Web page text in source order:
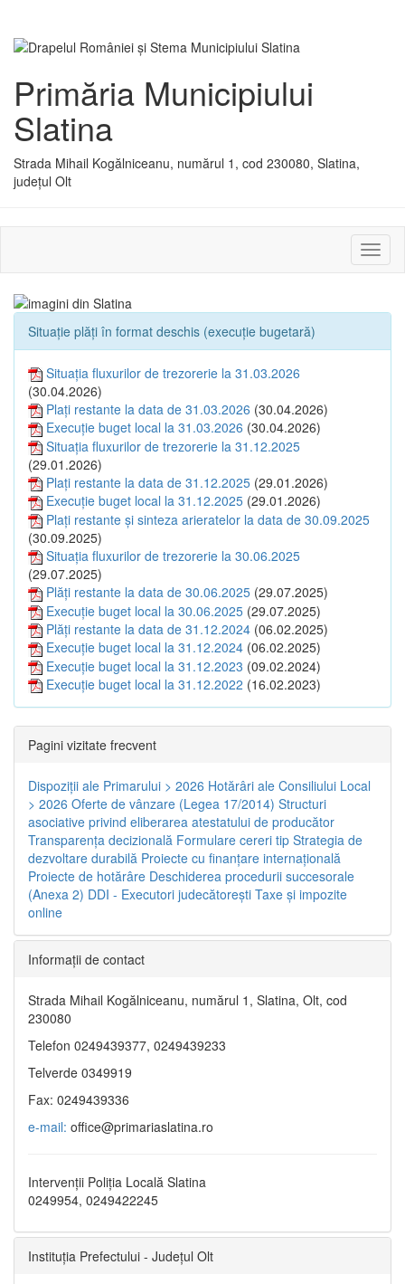
Primăria Municipiului
Slatina
Strada Mihail Kogălniceanu, numărul 1, cod 230080, Slatina,
județul Olt
sau
Situație plăți în format deschis (execuție bugetară)
Situația fluxurilor de trezorerie la 31.03.2026
(30.04.2026)
Plați restante la data de 31.03.2026 (30.04.2026)
Execuție buget local la 31.03.2026 (30.04.2026)
Situația fluxurilor de trezorerie la 31.12.2025
(29.01.2026)
Plați restante la data de 31.12.2025 (29.01.2026)
Execuție buget local la 31.12.2025 (29.01.2026)
Plați restante și sinteza arieratelor la data de 30.09.2025
(30.09.2025)
Situația fluxurilor de trezorerie la 30.06.2025
(29.07.2025)
Plăți restante la data de 30.06.2025 (29.07.2025)
Execuție buget local la 30.06.2025 (29.07.2025)
Plăți restante la data de 31.12.2024 (06.02.2025)
Execuție buget local la 31.12.2024 (06.02.2025)
Execuție buget local la 31.12.2023 (09.02.2024)
Execuție buget local la 31.12.2022 (16.02.2023)
Pagini vizitate frecvent
Dispoziţii ale Primarului > 2026 Hotărâri ale Consiliului Local
> 2026 Oferte de vânzare (Legea 17/2014) Structuri
asociative privind eliberarea atestatului de producător
Transparenţa decizională Formulare cereri tip Strategia de
dezvoltare durabilă Proiecte cu finanţare internaţională
Proiecte de hotărâre Deschiderea procedurii succesorale
(Anexa 2) DDI - Executori judecătorești Taxe şi impozite
online
Informaţii de contact
Strada Mihail Kogălniceanu, numărul 1, Slatina, Olt, cod
230080
Telefon 0249439377, 0249439233
Telverde 0349919
Fax: 0249439336
e-mail: office@primariaslatina.ro
Intervenții Poliția Locală Slatina
0249954, 0249422245
Instituția Prefectului - Județul Olt